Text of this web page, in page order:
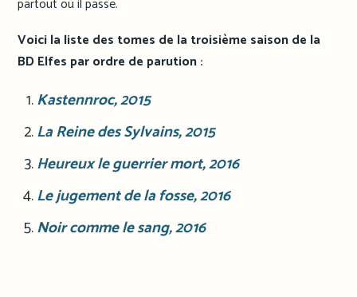
Voici la liste des tomes de la troisième saison de la
BD Elfes par ordre de parution :
Kastennroc, 2015
La Reine des Sylvains, 2015
Heureux le guerrier mort, 2016
Le jugement de la fosse, 2016
Noir comme le sang, 2016